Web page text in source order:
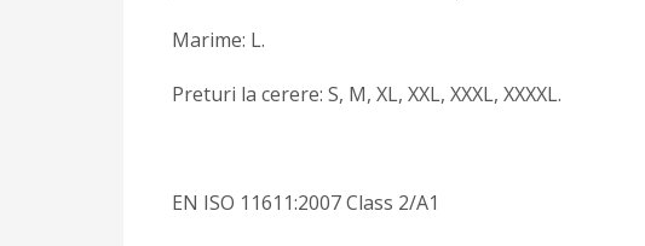
Marime: L.
Preturi la cerere: S, M, XL, XXL, XXXL, XXXXL.
EN ISO 11611:2007 Class 2/A1